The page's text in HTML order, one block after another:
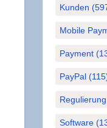
Kunden
Mobile
Payment
PayPal
Regulierung
Software